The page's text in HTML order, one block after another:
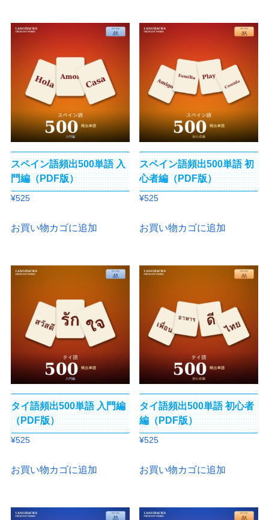
スペイン語頻出500単語 入
門編（PDF版）
¥525
お買い物カゴに追加
スペイン語頻出500単語 初
心者編（PDF版）
¥525
お買い物カゴに追加
タイ語頻出500単語 入門編
（PDF版）
¥525
お買い物カゴに追加
タイ語頻出500単語 初心者
編（PDF版）
¥525
お買い物カゴに追加